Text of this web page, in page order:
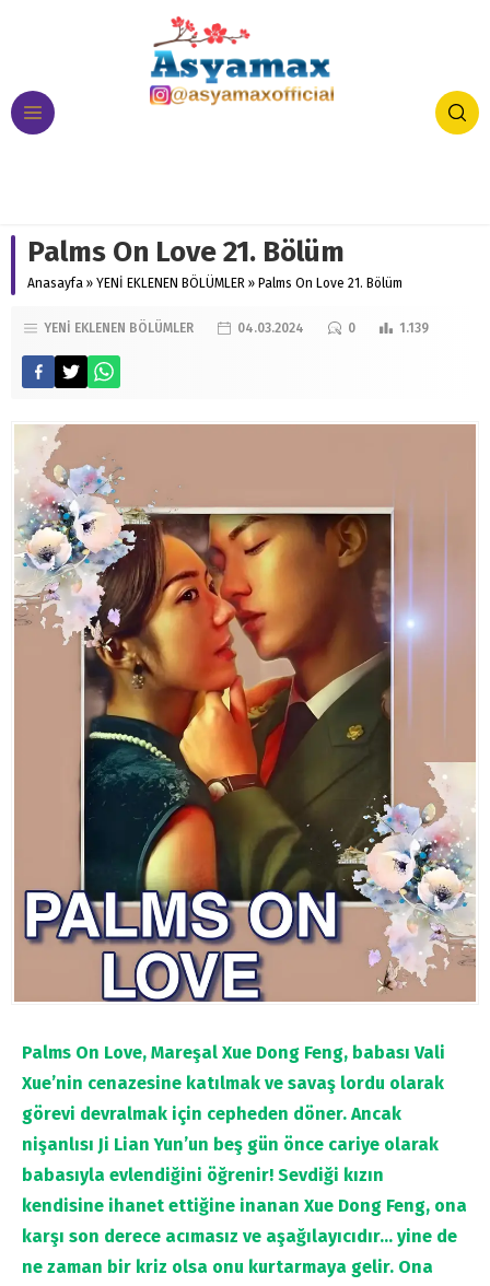
Palms On Love 21. Bölüm
Anasayfa » YENİ EKLENEN BÖLÜMLER » Palms On Love 21. Bölüm
YENİ EKLENEN BÖLÜMLER 04.03.2024 0 1.139
Palms On Love, Mareşal Xue Dong Feng, babası Vali
Xue’nin cenazesine katılmak ve savaş lordu olarak
görevi devralmak için cepheden döner. Ancak
nişanlısı Ji Lian Yun’un beş gün önce cariye olarak
babasıyla evlendiğini öğrenir! Sevdiği kızın
kendisine ihanet ettiğine inanan Xue Dong Feng, ona
karşı son derece acımasız ve aşağılayıcıdır… yine de
ne zaman bir kriz olsa onu kurtarmaya gelir. Ona